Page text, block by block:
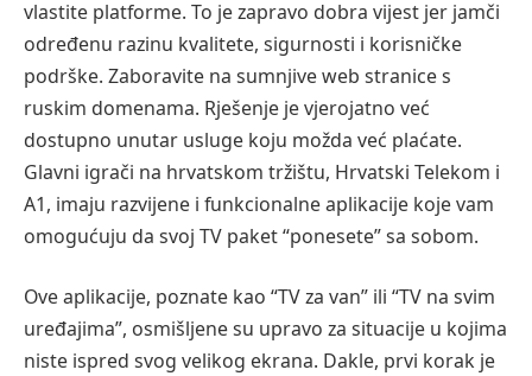
vlastite platforme. To je zapravo dobra vijest jer jamči
određenu razinu kvalitete, sigurnosti i korisničke
podrške. Zaboravite na sumnjive web stranice s
ruskim domenama. Rješenje je vjerojatno već
dostupno unutar usluge koju možda već plaćate.
Glavni igrači na hrvatskom tržištu, Hrvatski Telekom i
A1, imaju razvijene i funkcionalne aplikacije koje vam
omogućuju da svoj TV paket “ponesete” sa sobom.
Ove aplikacije, poznate kao “TV za van” ili “TV na svim
uređajima”, osmišljene su upravo za situacije u kojima
niste ispred svog velikog ekrana. Dakle, prvi korak je